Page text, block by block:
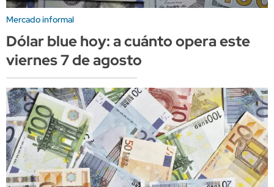
Mercado informal
Dólar blue hoy: a cuánto opera este
viernes 7 de agosto